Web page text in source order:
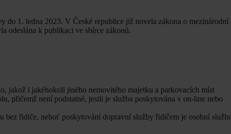
1. ledna 2023. V České republice již novela zákona o mezinárodní
odeslána k publikaci ve sbírce zákonů.
jakož i jakéhokoli jiného nemovitého majetku a parkovacích míst
přičemž není podstatné, jestli je služba poskytována v on-line nebo
řidiče, neboť poskytování dopravní služby řidičem je osobní